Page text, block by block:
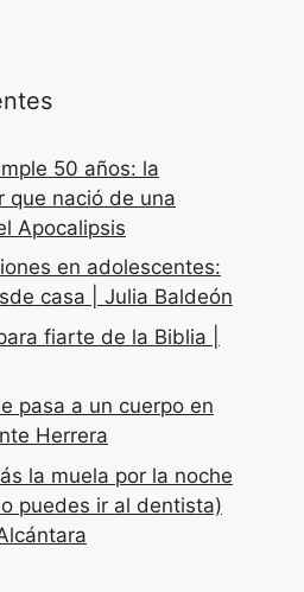
50 años: la
que nació de una
Apocalipsis
en adolescentes:
casa | Julia Baldeón
fiarte de la Biblia |
pasa a un cuerpo en
Herrera
la muela por la noche
puedes ir al dentista)